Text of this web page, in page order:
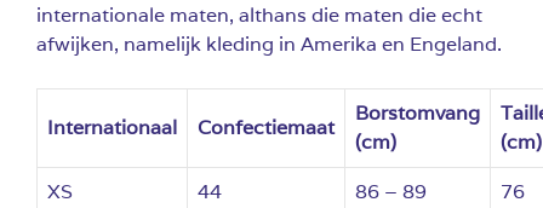
internationale maten, althans die maten die echt
afwijken, namelijk kleding in Amerika en Engeland.
Internationaal Confectiemaat
Borstomvang
(cm)
(cm)
XS
44 86 – 89
76